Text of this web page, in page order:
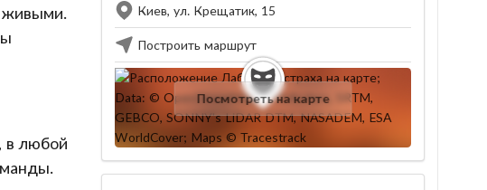
живыми.
в любой
Киев, ул. Крещатик, 15
Построить маршрут
Посмотреть на карте